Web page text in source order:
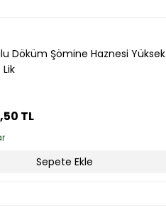
Döküm Şömine Haznesi Yüksek
TL
Sepete Ekle